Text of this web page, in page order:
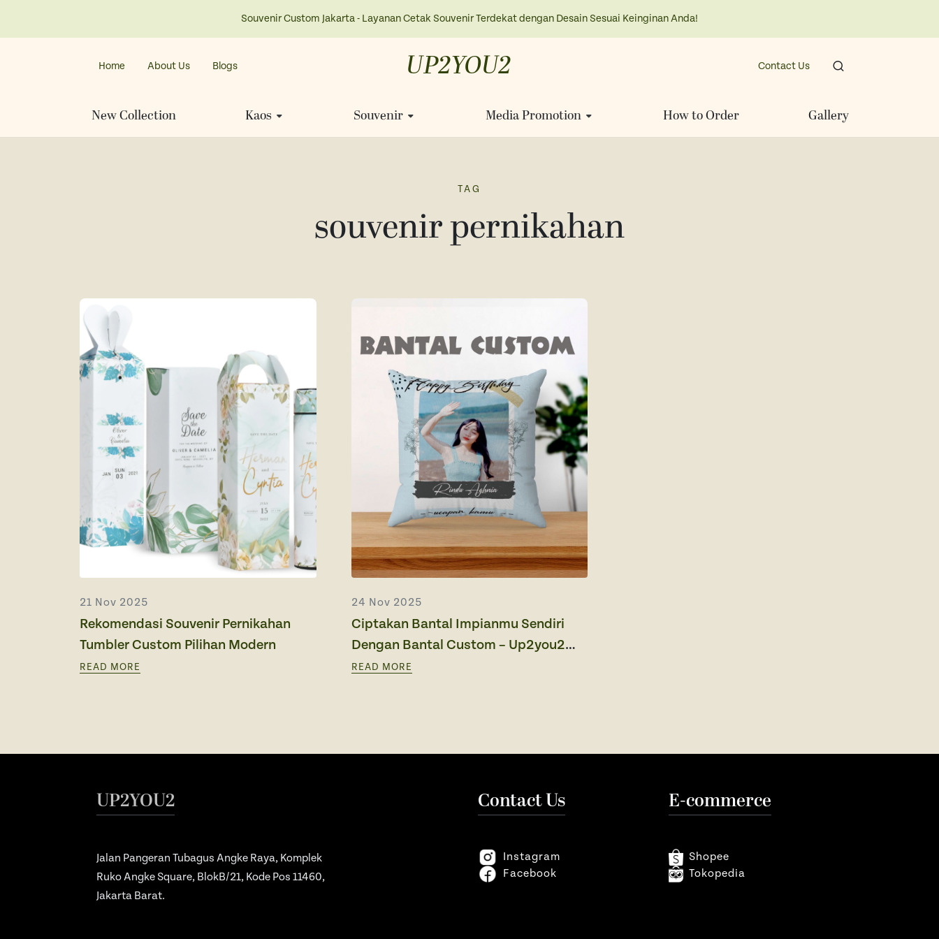
Souvenir Custom Jakarta - Layanan Cetak Souvenir Terdekat dengan Desain Sesuai Keinginan Anda!
Home About Us Blogs UP2YOU2 Contact Us
New Collection Kaos Souvenir Media Promotion How to Order Gallery
TAG
souvenir pernikahan
21 Nov 2025
Rekomendasi Souvenir Pernikahan
Tumbler Custom Pilihan Modern
READ MORE
24 Nov 2025
Ciptakan Bantal Impianmu Sendiri
Dengan Bantal Custom – Up2you2
souvenir custom
READ MORE
UP2YOU2
Jalan Pangeran Tubagus Angke Raya, Komplek
Ruko Angke Square, BlokB/21, Kode Pos 11460,
Jakarta Barat.
Contact Us
Instagram
Facebook
E-commerce
Shopee
Tokopedia